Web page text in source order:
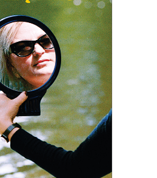
pani wykradłami
(razem z mężem
głośnych seriali
Chłopaki do wzięcia,
, czyBallada o lekkim
– przez całe
się w głosy ludzi,
transformacji
na marginesie.
zł 38.03zł